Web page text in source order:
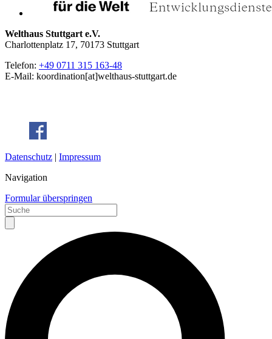
Welthaus Stuttgart e.V.
Charlottenplatz 17, 70173 Stuttgart
Telefon: +49 0711 315 163-48
E-Mail: koordination[at]welthaus-stuttgart.de
Datenschutz | Impressum
Navigation
Formular überspringen